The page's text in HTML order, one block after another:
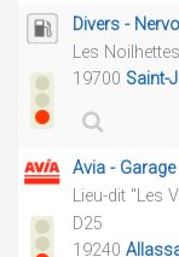
Divers -
Les
19700 Saint-
Avia -
Lieu-dit "Les
D25
19240